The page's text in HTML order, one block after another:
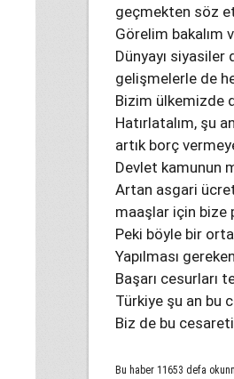
geçmekten söz
Görelim bakalım
Dünyayı
gelişmelerle de
Bizim ülkemizde
Hatırlatalım, şu
artık borç
Devlet kamunun
Artan asgari
maaşlar için bize
Peki böyle bir
Yapılması
Başarı cesurları
Türkiye şu an bu
Biz de bu
Bu haber 11653 defa